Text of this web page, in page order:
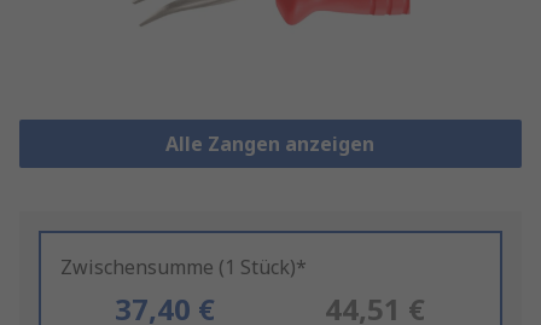
Alle Zangen anzeigen
Zwischensumme (1 Stück)*
37,40 € 44,51 €